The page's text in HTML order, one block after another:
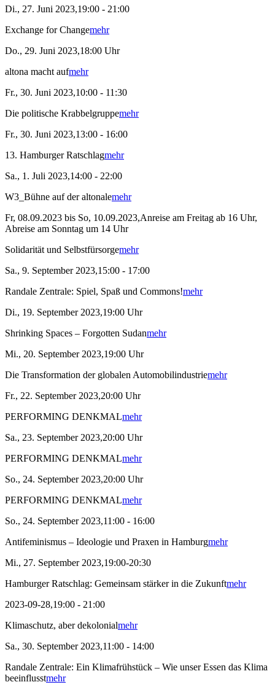
Di., 27. Juni 2023,19:00 - 21:00
Exchange for Changemehr
Do., 29. Juni 2023,18:00 Uhr
altona macht aufmehr
Fr., 30. Juni 2023,10:00 - 11:30
Die politische Krabbelgruppemehr
Fr., 30. Juni 2023,13:00 - 16:00
13. Hamburger Ratschlagmehr
Sa., 1. Juli 2023,14:00 - 22:00
W3_Bühne auf der altonalemehr
Fr, 08.09.2023 bis So, 10.09.2023,Anreise am Freitag ab 16 Uhr,
Abreise am Sonntag um 14 Uhr
Solidarität und Selbstfürsorgemehr
Sa., 9. September 2023,15:00 - 17:00
Randale Zentrale: Spiel, Spaß und Commons!mehr
Di., 19. September 2023,19:00 Uhr
Shrinking Spaces – Forgotten Sudanmehr
Mi., 20. September 2023,19:00 Uhr
Die Transformation der globalen Automobilindustriemehr
Fr., 22. September 2023,20:00 Uhr
PERFORMING DENKMALmehr
Sa., 23. September 2023,20:00 Uhr
PERFORMING DENKMALmehr
So., 24. September 2023,20:00 Uhr
PERFORMING DENKMALmehr
So., 24. September 2023,11:00 - 16:00
Antifeminismus – Ideologie und Praxen in Hamburgmehr
Mi., 27. September 2023,19:00-20:30
Hamburger Ratschlag: Gemeinsam stärker in die Zukunftmehr
2023-09-28,19:00 - 21:00
Klimaschutz, aber dekolonialmehr
Sa., 30. September 2023,11:00 - 14:00
Randale Zentrale: Ein Klimafrühstück – Wie unser Essen das Klima
beeinflusstmehr